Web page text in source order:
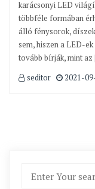
karácsonyi LED
többféle formában
álló fénysorok,
sem, hiszen a LED-
tovább bírják, mint
seditor
2021-